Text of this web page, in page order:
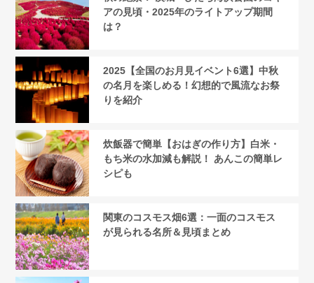
アの見頃・2025年のライトアップ期間
は？
2025【全国のお月見イベント6選】中秋
の名月を楽しめる！幻想的で風流なお祭
りを紹介
炊飯器で簡単【おはぎの作り方】白米・
もち米の水加減も解説！ あんこの簡単レ
シピも
関東のコスモス畑6選：一面のコスモス
が見られる名所＆見頃まとめ